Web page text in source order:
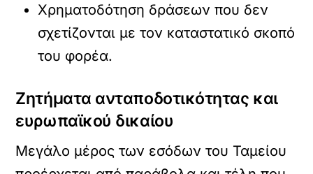
Χρηματοδότηση δράσεων που δεν
σχετίζονται με τον καταστατικό σκοπό
του φορέα.
Ζητήματα ανταποδοτικότητας και
ευρωπαϊκού δικαίου
Μεγάλο μέρος των εσόδων του Ταμείου